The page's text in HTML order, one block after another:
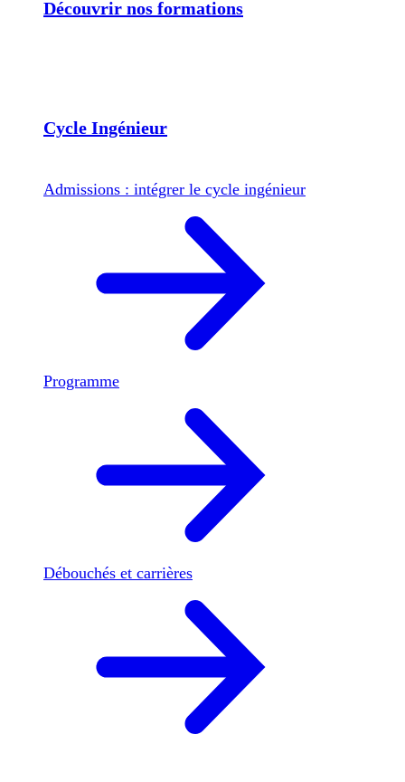
Découvrir nos formations
Cycle Ingénieur
Admissions : intégrer le cycle ingénieur
Programme
Débouchés et carrières